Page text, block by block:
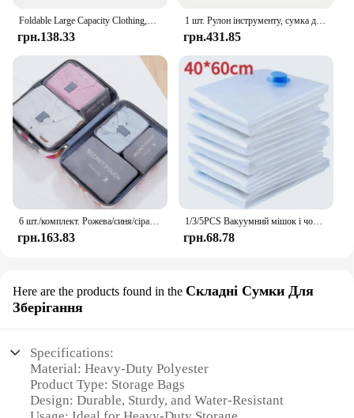
грн.138.33
1 шт. Рулон інструменту, сумка для інструментів Rolling, важка згорнута сумка для інструментів, сумка для столярних інструментів, органайзер для рулонів інструментів для механіка, електрика
грн.431.85
6 шт./комплект. Рожева/синя/сіра дорожня сумка для зберігання великої місткості. Водонепроникний багаж. Одяг. Сумка для зберігання нижньої білизни. Сумка на блискавці.
грн.163.83
1/3/5PCS Вакуумний мішок і чохол для насоса для зберігання одягу Великий пластиковий компресійний порожній мішок Контейнер для зберігання дорожніх аксесуарів
грн.68.78
Here are the products found in the Складні Сумки Для
Зберігання
Specifications:
Material: Heavy-Duty Polyester
Product Type: Storage Bags
Design: Durable, Sturdy, and Water-Resistant